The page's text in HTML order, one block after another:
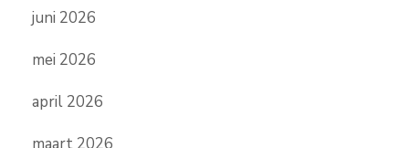
juni 2026
mei 2026
april 2026